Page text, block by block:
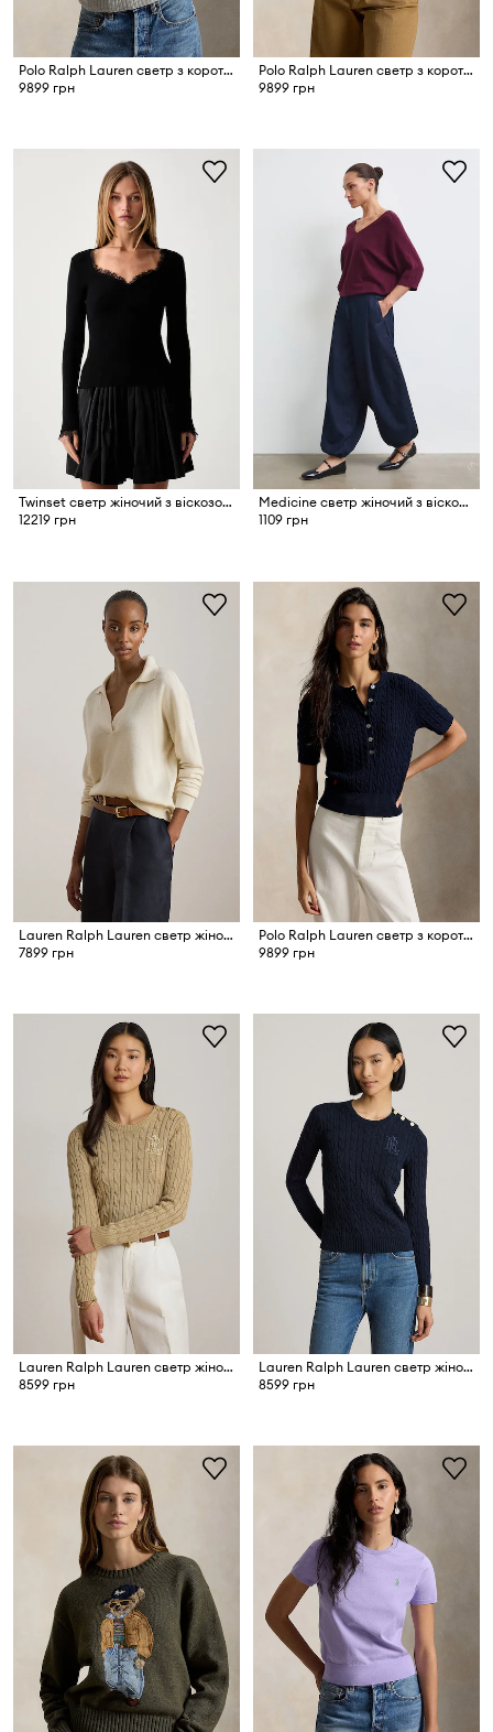
Polo Ralph Lauren светр з короткими рукавами жіночий вовняний
9899 грн
Polo Ralph Lauren светр з короткими рукавами жіночий вовняний
9899 грн
Twinset светр жіночий з віскозою
12219 грн
Medicine светр жіночий з віскозою
1109 грн
Lauren Ralph Lauren светр жіночий з бавовною
7899 грн
Polo Ralph Lauren светр з короткими рукавами жіночий бавовняний
9899 грн
Lauren Ralph Lauren светр жіночий з бавовною
8599 грн
Lauren Ralph Lauren светр жіночий з бавовною
8599 грн